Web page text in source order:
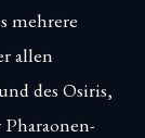
mehrere
allen
des Osiris,